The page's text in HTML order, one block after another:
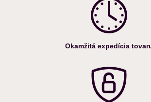
Okamžitá expedícia